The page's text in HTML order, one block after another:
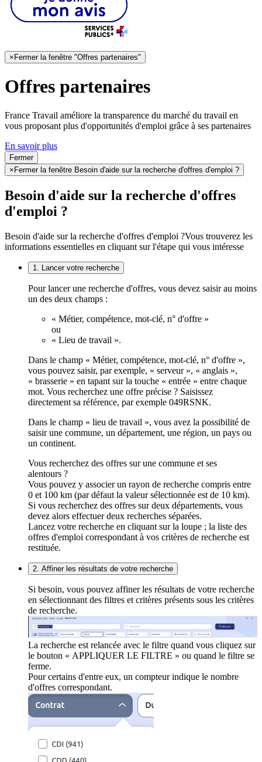
× Fermer la fenêtre "Offres partenaires"
Offres partenaires
France Travail améliore la transparence du marché du travail en
vous proposant plus d'opportunités d'emploi grâce à ses partenaires
En savoir plus
Fermer
×Fermer la fenêtre Besoin d'aide sur la recherche d'offres d'emploi ?
Besoin d'aide sur la recherche d'offres
d'emploi ?
Besoin d'aide sur la recherche d'offres d'emploi ?Vous trouverez les
informations essentielles en cliquant sur l'étape qui vous intéresse
1. Lancer votre recherche
Pour lancer une recherche d'offres, vous devez saisir au moins
un des deux champs :
« Métier, compétence, mot-clé, n° d'offre »
ou
« Lieu de travail ».
Dans le champ « Métier, compétence, mot-clé, n° d'offre »,
vous pouvez saisir, par exemple, « serveur », « anglais »,
« brasserie » en tapant sur la touche « entrée » entre chaque
mot. Vous recherchez une offre précise ? Saisissez
directement sa référence, par exemple 049RSNK.
Dans le champ « lieu de travail », vous avez la possibilité de
saisir une commune, un département, une région, un pays ou
un continent.
Vous recherchez des offres sur une commune et ses
alentours ?
Vous pouvez y associer un rayon de recherche compris entre
0 et 100 km (par défaut la valeur sélectionnée est de 10 km).
Si vous recherchez des offres sur deux départements, vous
devez alors effectuer deux recherches séparées.
Lancez votre recherche en cliquant sur la loupe ; la liste des
offres d'emploi correspondant à vos critères de recherche est
restituée.
2. Affiner les résultats de votre recherche
Si besoin, vous pouvez affiner les résultats de votre recherche
en sélectionnant des filtres et critères présents sous les critères
de recherche.
La recherche est relancée avec le filtre quand vous cliquez sur
le bouton « APPLIQUER LE FILTRE » ou quand le filtre se
ferme.
Pour certains d'entre eux, un compteur indique le nombre
d'offres correspondant.